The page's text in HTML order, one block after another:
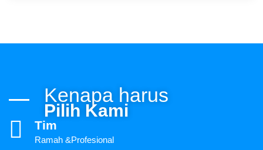
Kenapa harus
Pilih Kami
Tim
Ramah &Profesional